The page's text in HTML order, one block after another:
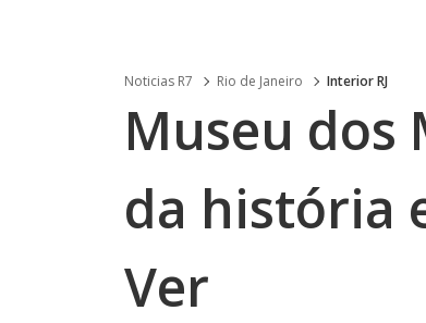
Noticias R7 Rio de Janeiro Interior RJ
Museu dos
da história
Ver